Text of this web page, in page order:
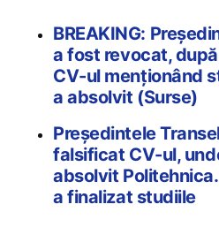
BREAKING:
a fost revocat,
CV-ul menționând
a absolvit (Surse)
Președintele
falsificat CV-ul,
absolvit
a finalizat studiile